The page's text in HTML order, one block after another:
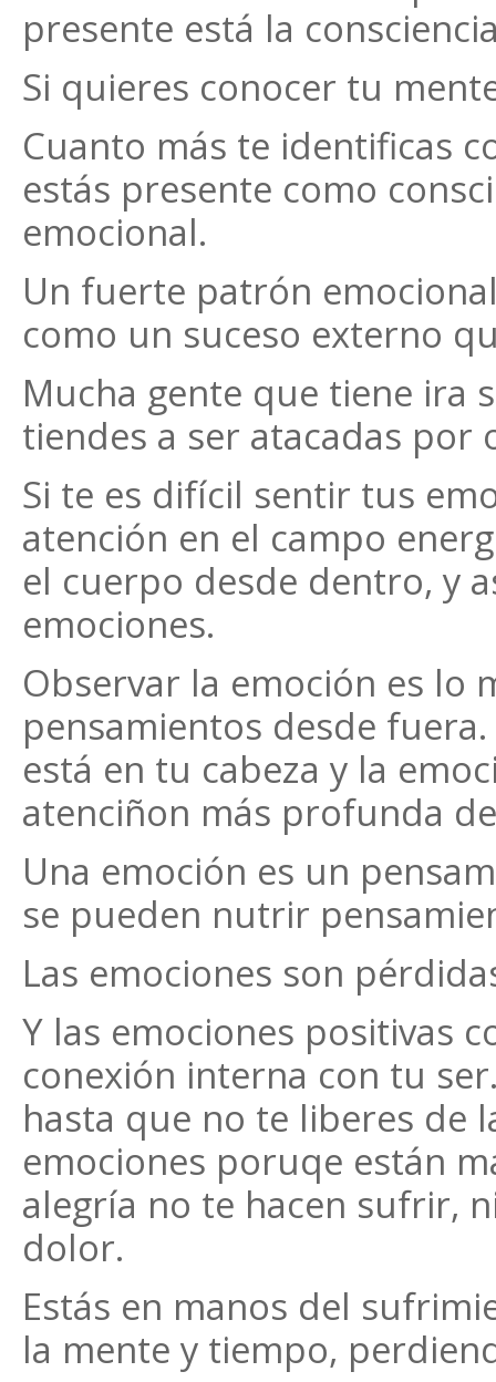
presente está la
Si quieres conocer tu
Cuanto más te identificas
estás presente como
emocional.
Un fuerte patrón
como un suceso externo
Mucha gente que tiene ira
tiendes a ser atacadas por
Si te es difícil sentir tus
atención en el campo
el cuerpo desde dentro, y
emociones.
Observar la emoción es lo
pensamientos desde
está en tu cabeza y la
atenciñon más profunda
Una emoción es un
se pueden nutrir
Las emociones son
Y las emociones positivas
conexión interna con tu
hasta que no te liberes de
emociones poruqe están
alegría no te hacen sufrir,
dolor.
Estás en manos del
la mente y tiempo,